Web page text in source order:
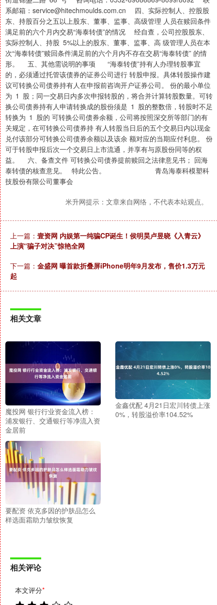
系邮箱：service@hitechmoulds.com.cn 四、实际控制人、控股股
东、持股百分之五以上股东、董事、监事、高级管理 人员在赎回条件
满足前的六个月内交易“海泰转债”的情况 经自查，公司控股股东、
实际控制人、持股 5%以上的股东、董事、监事、高 级管理人员在本
次“海泰转债”赎回条件满足前的六个月内不存在交易“海泰转债” 的情
形。 五、其他需说明的事项 “海泰转债”持有人办理转股事宜
的，必须通过托管该债券的证券公司进行 转股申报。具体转股操作建
议可转换公司债券持有人在申报前咨询开户证券公司。 份的最小单位
为 1 股；同一交易日内多次申报转股的，将合并计算转股数量。可转
换公司债券持有人申请转换成的股份须是 1 股的整数倍，转股时不足
转换为 1 股的 可转换公司债券余额，公司将按照深交所等部门的有
关规定，在可转换公司债券持 有人转股当日后的五个交易日内以现金
兑付该部分可转换公司债券余额以及该余 额对应的当期应付利息。 份
可于转股申报后次一个交易日上市流通，并享有与原股份同等的权
益。 六、备查文件 可转换公司债券提前赎回之法律意见书； 回海
泰转债的核查意见。 特此公告。 青岛海泰科模塑科
技股份有限公司董事会
米升网提示：文章来自网络，不代表本站观点。
上一篇： 壹资网 内娱第一纯骗CP诞生！侯明昊卢昱晓《入青云》
上演“骗子对决”惊艳全网
下一篇： 金盛网 曝首款折叠屏iPhone明年9月发布，售价1.3万元
起
相关文章
魔投网 银行行业资金流入榜：
浦发银行、交通银行等净流入资
金居前
金鑫优配 4月21日宏川转债上涨
0%，转股溢价率104.52%
要配资 依克多因的护肤品怎么
样选面霜助力皱纹恢复
相关评论
本文评分*